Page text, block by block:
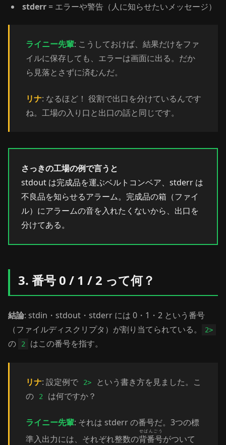
stderr = エラーや警告（人に知らせたいメッセージ）
ライニー先輩: こうしておけば、結果だけをファ
イルに保存しても、エラーは画面に出る。だか
ら見落とさずに済むんだ。
リナ: なるほど！ 役割で出口を分けているんです
ね。工場の入り口と出口の話と同じです。
さっきの工場の例で言うと
stdout は完成品を運ぶベルトコンベア、stderr は
不良品を知らせるアラーム。完成品の箱（ファイ
ル）にアラームの音を入れたくないから、出口を
分けてある。
3. 番号 0 / 1 / 2 って何？
結論: stdin・stdout・stderr には 0・1・2 という番号
（ファイルディスクリプタ）が割り当てられている。
2>
の 2 はこの番号を指す。
リナ: 設定例で 2>
という書き方を見ました。こ
の
2 は何ですか？
ライニー先輩: それは stderr の番号だ。3つの標
準入出力には、それぞれ整数の背番号
せばんごう
がついて